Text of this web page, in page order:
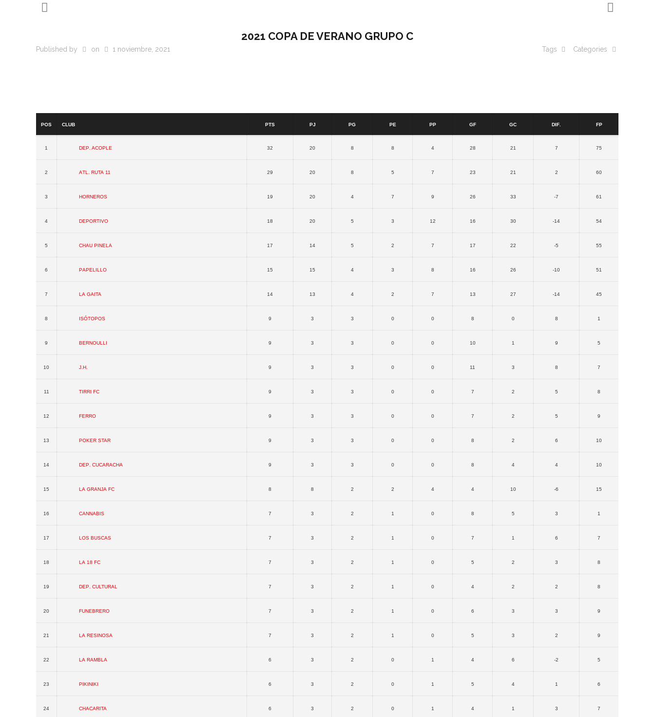
2021 COPA DE VERANO GRUPO C
Published by on 1 noviembre, 2021 Categories
Tags
Pos Club PTS PJ PG PE PP GF GC Dif. FP
1 Dep. Acople 32 20 8 8 4 28 21 7 75
2 Atl. Ruta 11 29 20 8 5 7 23 21 2 60
3 Horneros 19 20 4 7 9 26 33 -7 61
4 Deportivo 18 20 5 3 12 16 30 -14 54
5 Chau Pinela 17 14 5 2 7 17 22 -5 55
6 Papelillo 15 15 4 3 8 16 26 -10 51
7 La Gaita 14 13 4 2 7 13 27 -14 45
8 Isótopos 9 3 3 0 0 8 0 8 1
9 Bernoulli 9 3 3 0 0 10 1 9 5
10 J.H. 9 3 3 0 0 11 3 8 7
11 Tirri FC 9 3 3 0 0 7 2 5 8
12 Ferro 9 3 3 0 0 7 2 5 9
13 Poker Star 9 3 3 0 0 8 2 6 10
14 Dep. Cucaracha 9 3 3 0 0 8 4 4 10
15 La Granja FC 8 8 2 2 4 4 10 -6 15
16 Cannabis 7 3 2 1 0 8 5 3 1
17 Los Buscas 7 3 2 1 0 7 1 6 7
18 La 18 FC 7 3 2 1 0 5 2 3 8
19 Dep. Cultural 7 3 2 1 0 4 2 2 8
20 Funebrero 7 3 2 1 0 6 3 3 9
21 La Resinosa 7 3 2 1 0 5 3 2 9
22 La Rambla 6 3 2 0 1 4 6 -2 5
23 Pikiniki 6 3 2 0 1 5 4 1 6
24 Chacarita 6 3 2 0 1 4 1 3 7